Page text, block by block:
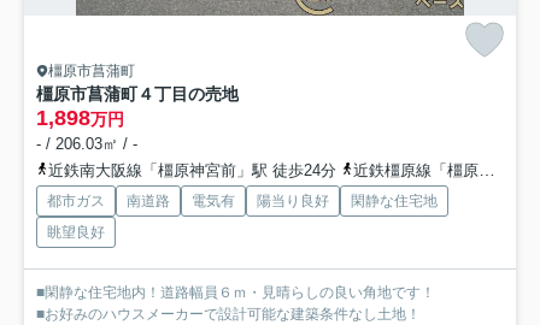
橿原市菖蒲町
橿原市菖蒲町４丁目の売地
1,898万円
- / 206.03㎡ / -
近鉄南大阪線「橿原神宮前」駅 徒歩24分
近鉄橿原線「橿原神宮前」駅 徒歩24分
都市ガス 南道路 電気有 陽当り良好
閑静な住宅地
眺望良好
■閑静な住宅地内！道路幅員６ｍ・見晴らしの良い角地です！
■お好みのハウスメーカーで設計可能な建築条件なし土地！